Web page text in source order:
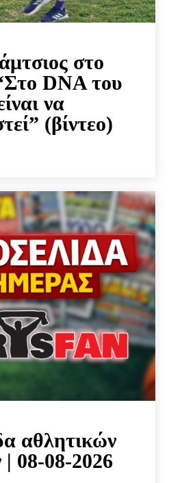
στο
DNA του
να
(βίντεο)
αθλητικών
08-08-2026